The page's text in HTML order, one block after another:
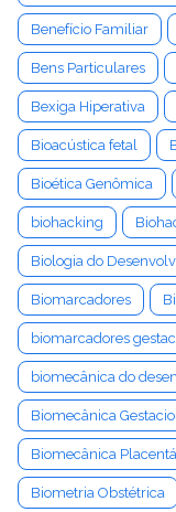
Benefício Familiar
Bens Particulares
Bexiga Hiperativa
Bioacústica fetal
Bioética Genômica
biohacking
Biologia do
Biomarcadores
biomarcadores
biomecânica do
Biomecânica
Biomecânica
Biometria Obstétrica